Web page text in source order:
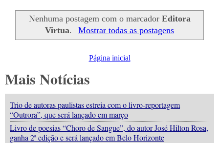
Nenhuma postagem com o marcador Editora
Virtua. Mostrar todas as postagens
Página inicial
Mais Notícias
Trio de autoras paulistas estreia com o livro-reportagem
“Outrora”, que será lançado em março
Livro de poesias “Choro de Sangue”, do autor José Hilton Rosa,
ganha 2ª edição e será lançado em Belo Horizonte